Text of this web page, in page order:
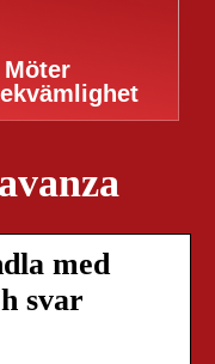
med
svar